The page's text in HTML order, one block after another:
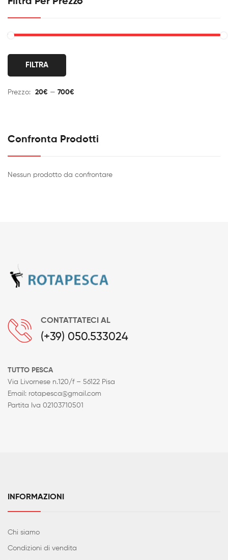
FILTRA
Prezzo: 20€ — 700€
Confronta Prodotti
Nessun prodotto da confrontare
CONTATTATECI AL
(+39) 050.533024
TUTTO PESCA
Via Livornese n.120/f – 56122 Pisa
Email: rotapesca@gmail.com
Partita Iva 02103710501
INFORMAZIONI
Chi siamo
Condizioni di vendita